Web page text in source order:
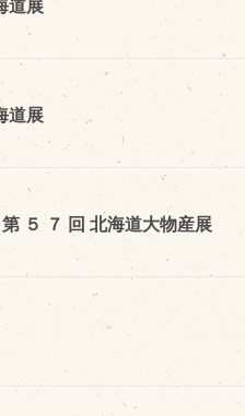
道展
道展
５ ７ 回 北海道大物産展